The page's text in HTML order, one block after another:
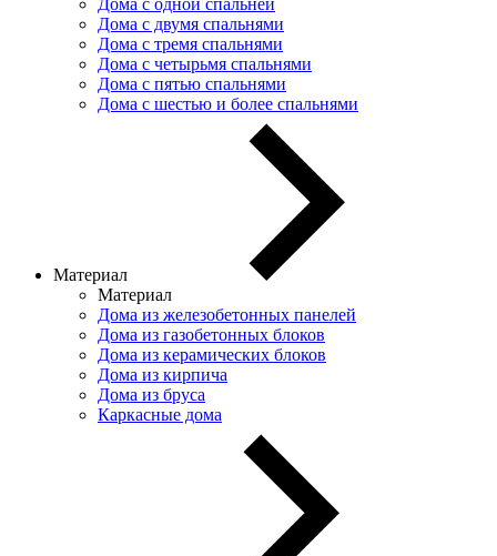
Дома с двумя спальнями
Дома с тремя спальнями
Дома с четырьмя спальнями
Дома с пятью спальнями
Дома с шестью и более спальнями
Материал
Материал
Дома из железобетонных панелей
Дома из газобетонных блоков
Дома из керамических блоков
Дома из кирпича
Дома из бруса
Каркасные дома